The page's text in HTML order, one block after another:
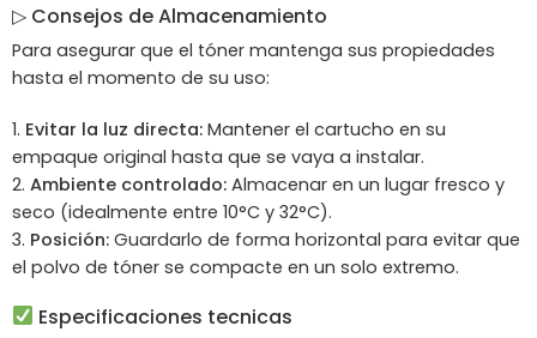
▷ Consejos de Almacenamiento
Para asegurar que el tóner mantenga sus propiedades
hasta el momento de su uso:
Evitar la luz directa: Mantener el cartucho en su
empaque original hasta que se vaya a instalar.
Ambiente controlado: Almacenar en un lugar fresco y
seco (idealmente entre 10°C y 32°C).
Posición: Guardarlo de forma horizontal para evitar que
el polvo de tóner se compacte en un solo extremo.
Especificaciones tecnicas